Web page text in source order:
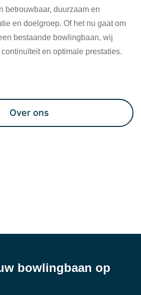
betrouwbaar, duurzaam en
en doelgroep. Of het nu gaat om
bestaande bowlingbaan, wij
en optimale prestaties.
Over ons
bowlingbaan op